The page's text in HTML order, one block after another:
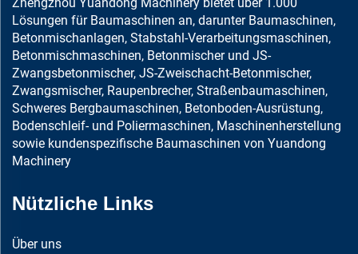
Lösungen für Baumaschinen an, darunter Baumaschinen,
Betonmischanlagen, Stabstahl-Verarbeitungsmaschinen,
Betonmischmaschinen, Betonmischer und JS-
Zwangsbetonmischer, JS-Zweischacht-Betonmischer,
Zwangsmischer, Raupenbrecher, Straßenbaumaschinen,
Schweres Bergbaumaschinen, Betonboden-Ausrüstung,
Bodenschleif- und Poliermaschinen, Maschinenherstellung
sowie kundenspezifische Baumaschinen von Yuandong
Machinery
Nützliche Links
Über uns